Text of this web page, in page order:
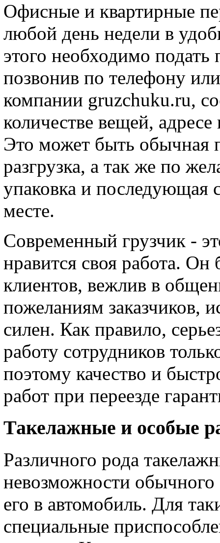
Офисные и квартирные
любой день недели в
этого необходимо подать
позвонив по телефону
компании gruzchuku.ru,
количестве вещей,
Это может быть обычная
разгрузка, а так же по
упаковка и последующая
месте.
Современный грузчик -
нравится своя работа.
клиентов, вежлив в
пожеланиям заказчиков,
силен. Как правило,
работу сотрудников
поэтому качество и
работ при переезде
Такелажные и особые
Различного рода
невозможности обычного
его в автомобиль. Для
специальные